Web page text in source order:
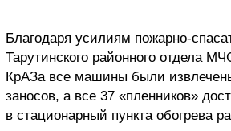
Благодаря усилиям пожарно-
Тарутинского районного отдела
КрАЗа все машины были
заносов, а все 37 «пленников»
в стационарный пункта обогрева